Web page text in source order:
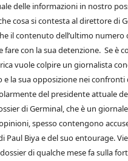
delle informazioni in nostro
cosa si contesta al direttore di
il contenuto dell’ultimo numero
fare con la sua detenzione. Se è
vuole colpire un giornalista
e la sua opposizione nei
del presidente attuale
di Germinal, che è un
spesso contengono
Paul Biya e del suo entourage.
di qualche mese fa sulla